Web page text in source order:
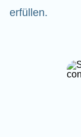
erfüllen.